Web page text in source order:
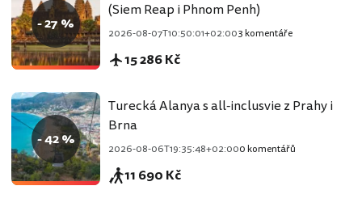
- 27 %
(Siem Reap i Phnom Penh)
2026-08-07T10:50:01+02:003 komentáře
15 286 Kč
- 42 %
Turecká Alanya s all-inclusvie z Prahy i
Brna
2026-08-06T19:35:48+02:000 komentářů
11 690 Kč